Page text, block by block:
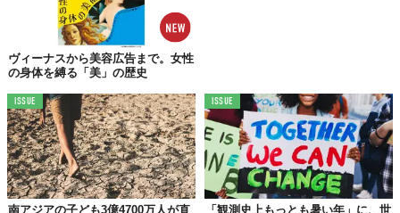
ヴィーナスから美容広告まで。女性
の身体を縛る「美」の歴史
ISSUE
南アジアの子ども3億4700万人が直
ISSUE
「観測史上もっとも暑い年」に、世